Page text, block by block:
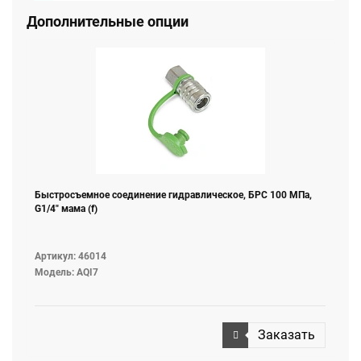
сбрасывается и насосную станцию можно отключить
позволяет производить работы как под автомобилем
Дополнительные опции
Быстросъемное соединение гидравлическое, БРС 100 МПа,
G1/4" мама (f)
Артикул: 46014
Модель: AQI7
Заказать